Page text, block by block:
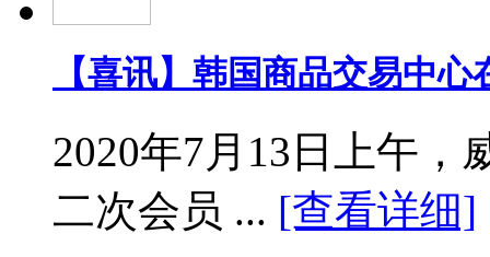
【喜讯】韩国商品交易中
2020年7月13日上午，
二次会员 ... [查看详细]